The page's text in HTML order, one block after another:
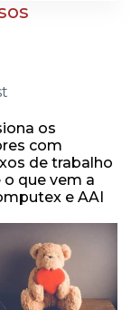
os
com
de trabalho
o que vem a
e AAI